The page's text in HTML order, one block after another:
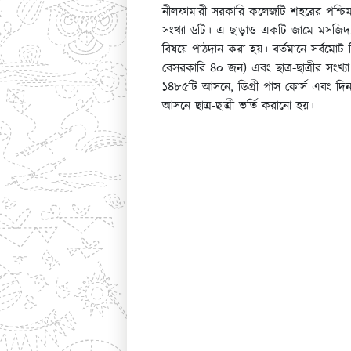
নীলফামারী সরকারি কলেজটি শহরের
সংখ্যা ৬টি। এ ছাড়াও একটি জামে
বিষয়ে পাঠদান করা হয়। বর্তমানে
বেসরকারি ৪০ জন) এবং ছাত্র-ছাত্রীর
১৪৮৫টি আসনে, ডিগ্রী পাস কোর্স এবং
আসনে ছাত্র-ছাত্রী ভর্তি করানো হয়।